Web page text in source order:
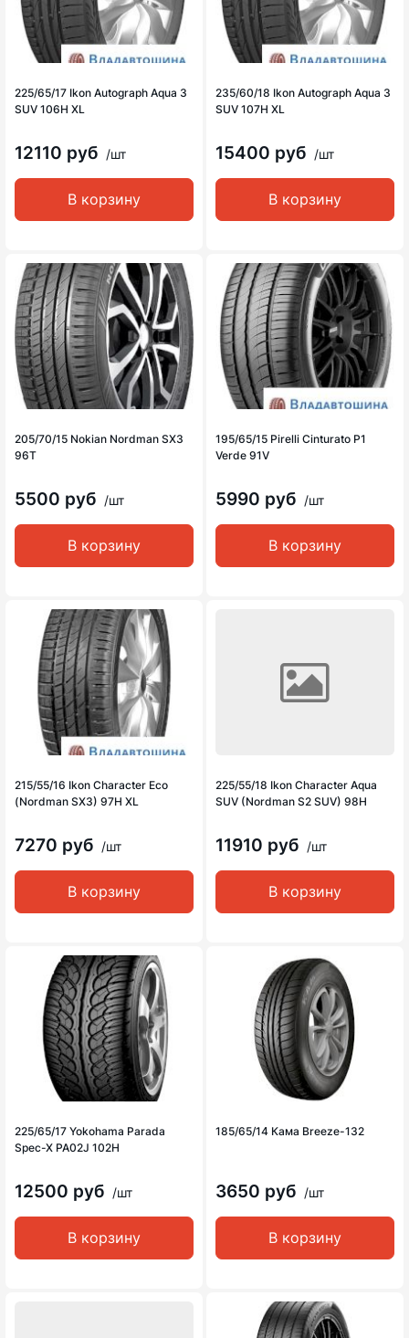
225/65/17 Ikon Autograph Aqua 3
SUV 106H XL
12110 руб /шт
В корзину
235/60/18 Ikon Autograph Aqua 3
SUV 107H XL
15400 руб /шт
В корзину
205/70/15 Nokian Nordman SX3
96T
5500 руб /шт
В корзину
195/65/15 Pirelli Cinturato P1
Verde 91V
5990 руб /шт
В корзину
215/55/16 Ikon Character Eco
(Nordman SX3) 97H XL
7270 руб /шт
В корзину
225/55/18 Ikon Character Aqua
SUV (Nordman S2 SUV) 98H
11910 руб /шт
В корзину
225/65/17 Yokohama Parada
Spec-X PA02J 102H
12500 руб /шт
В корзину
185/65/14 Кама Breeze-132
3650 руб /шт
В корзину